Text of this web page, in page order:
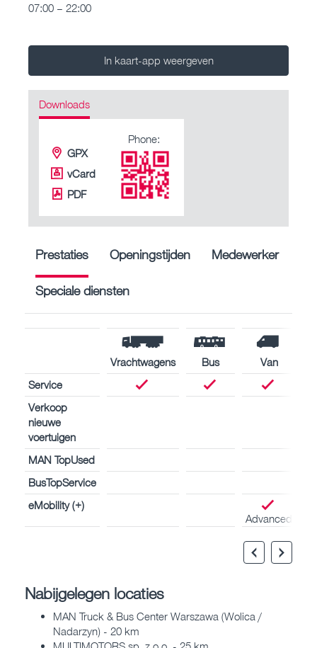
07:00 – 22:00
In kaart-app weergeven
Downloads
GPX
vCard
PDF
Phone:
Prestaties Openingstijden Medewerker
Speciale diensten
Vrachtwagens Bus
Van
Service
Verkoop
nieuwe
voertuigen
MAN TopUsed
BusTopService
eMobility (+)
Advanced
Nabijgelegen locaties
MAN Truck & Bus Center Warszawa (Wolica /
Nadarzyn) - 20 km